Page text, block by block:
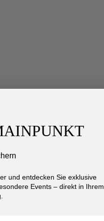
und entdecken Sie exklusive
Events – direkt in Ihrem